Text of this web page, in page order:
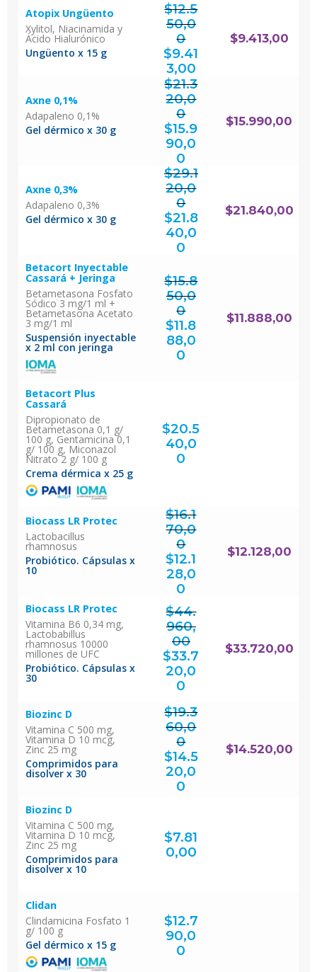
Atopix Ungüento
Xylitol, Niacinamida y
Ácido Hialurónico
Ungüento x 15 g
$12.5
50,0
0
El
precio
original
era:
$12.550,00.
$9.41
3,00Elprecio
actual
es:
$9.413,00.
$9.413,00
Axne 0,1%
Adapaleno 0,1%
Gel dérmico x 30 g
$21.3
20,0
0
El
precio
original
era:
$21.320,00.
$15.9
90,0
0El
precio
$15.990,00
Axne 0,3%
Adapaleno 0,3%
Gel dérmico x 30 g
$29.1
20,0
0
El
precio
original
era:
$29.120,00.
$21.8
40,0
0El
precio
$21.840,00
Betacort Inyectable
Cassará + Jeringa
Betametasona Fosfato
Sódico 3 mg/1 ml +
Betametasona Acetato
3 mg/1 ml
Suspensión inyectable
x 2 ml con jeringa
$15.8
50,0
0
El
precio
original
era:
$15.850,00.
$11.8
88,0
0El
precio
$11.888,00
Betacort Plus
Cassará
Dipropionato de
Betametasona 0,1 g/
100 g, Gentamicina 0,1
g/ 100 g, Miconazol
Nitrato 2 g/ 100 g
Crema dérmica x 25 g
$20.5
40,0
0
Biocass LR Protec
Lactobacillus
rhamnosus
Probiótico. Cápsulas x
10
$16.1
70,0
0
El
precio
original
era:
$16.170,00.
$12.1
28,0
0El
precio
$12.128,00
Biocass LR Protec
Vitamina B6 0,34 mg,
Lactobabillus
rhamnosus 10000
millones de UFC
Probiótico. Cápsulas x
30
$44.
960,
00
El
precio
original
era:
$44.960,00.
$33.7
20,0
0El
precio
$33.720,00
Biozinc D
Vitamina C 500 mg,
Vitamina D 10 mcg,
Zinc 25 mg
Comprimidos para
disolver x 30
$19.3
60,0
0
El
precio
original
era:
$19.360,00.
$14.5
20,0
0El
precio
$14.520,00
Biozinc D
Vitamina C 500 mg,
Vitamina D 10 mcg,
Zinc 25 mg
Comprimidos para
disolver x 10
$7.81
0,00
Clidan
Clindamicina Fosfato 1
g/ 100 g
Gel dérmico x 15 g
$12.7
90,0
0